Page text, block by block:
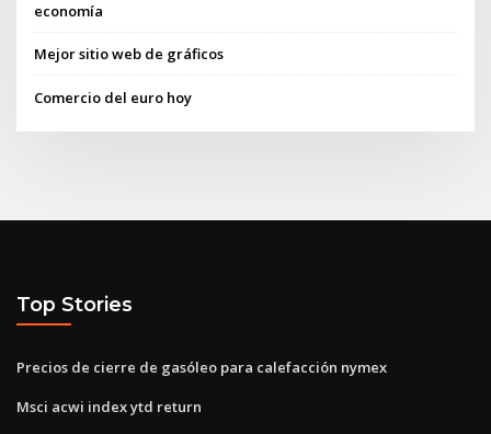
economía
Mejor sitio web de gráficos
Comercio del euro hoy
Top Stories
Precios de cierre de gasóleo para calefacción nymex
Msci acwi index ytd return